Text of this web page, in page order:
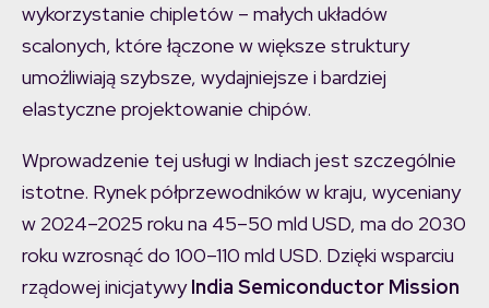
wykorzystanie chipletów – małych układów
scalonych, które łączone w większe struktury
umożliwiają szybsze, wydajniejsze i bardziej
elastyczne projektowanie chipów.
Wprowadzenie tej usługi w Indiach jest szczególnie
istotne. Rynek półprzewodników w kraju, wyceniany
w 2024–2025 roku na 45–50 mld USD, ma do 2030
roku wzrosnąć do 100–110 mld USD. Dzięki wsparciu
rządowej inicjatywyIndia Semiconductor Mission